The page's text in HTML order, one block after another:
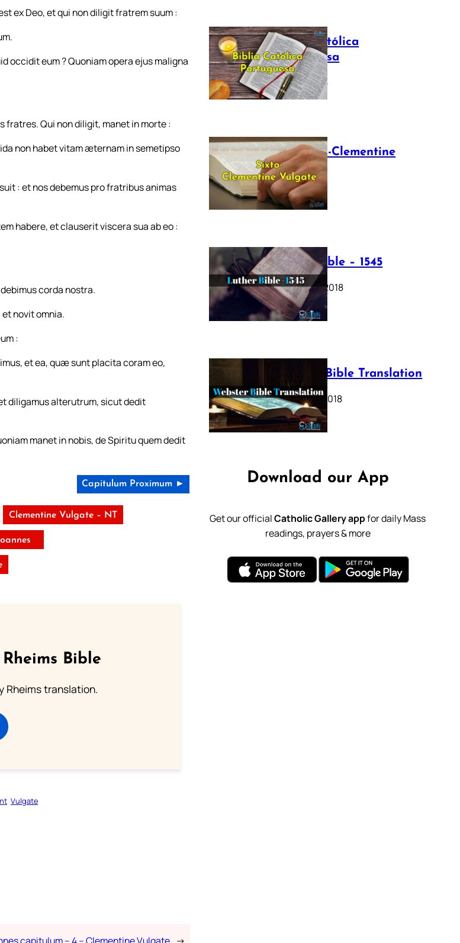
ex Deo, et qui non diligit fratrem suum :
occidit eum ? Quoniam opera ejus maligna
fratres. Qui non diligit, manet in morte :
non habet vitam æternam in semetipso
: et nos debemus pro fratribus animas
habere, et clauserit viscera sua ab eo :
corda nostra.
novit omnia.
:
et ea, quæ sunt placita coram eo,
diligamus alterutrum, sicut dedit
manet in nobis, de Spiritu quem dedit
Capitulum Proximum ►
Clementine Vulgate – NT
Bible
Rheims translation.
Vulgate
Bíblia Católica
Portuguesa
July 16, 2025
The Sixto-Clementine
Vulgate
July 12, 2025
Luther Bible – 1545
October 17, 2018
Webster Bible Translation
October 11, 2018
Download our App
Get our officialCatholic Gallery appfor daily Mass
readings, prayers & more